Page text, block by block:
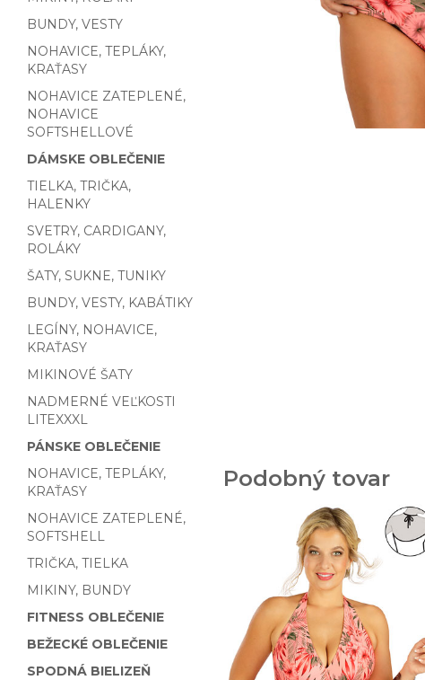
BUNDY, VESTY
NOHAVICE, TEPLÁKY,
KRAŤASY
NOHAVICE ZATEPLENÉ,
NOHAVICE
SOFTSHELLOVÉ
DÁMSKE OBLEČENIE
TIELKA, TRIČKA,
HALENKY
SVETRY, CARDIGANY,
ROLÁKY
ŠATY, SUKNE, TUNIKY
BUNDY, VESTY, KABÁTIKY
LEGÍNY, NOHAVICE,
KRAŤASY
MIKINOVÉ ŠATY
NADMERNÉ VEĽKOSTI
LITEXXXL
PÁNSKE OBLEČENIE
NOHAVICE, TEPLÁKY,
KRAŤASY
NOHAVICE ZATEPLENÉ,
SOFTSHELL
TRIČKA, TIELKA
MIKINY, BUNDY
FITNESS OBLEČENIE
BEŽECKÉ OBLEČENIE
SPODNÁ BIELIZEŇ
Podobný tovar